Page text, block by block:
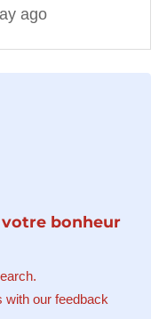
ago
votre bonheur
with our feedback